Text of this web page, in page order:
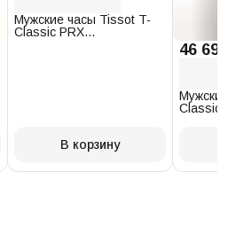
Мужские часы Tissot T-
Classic PRX
В корзину
46
Classic